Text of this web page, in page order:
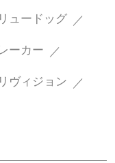
ュードッグ
ーカー
リヴィジョン